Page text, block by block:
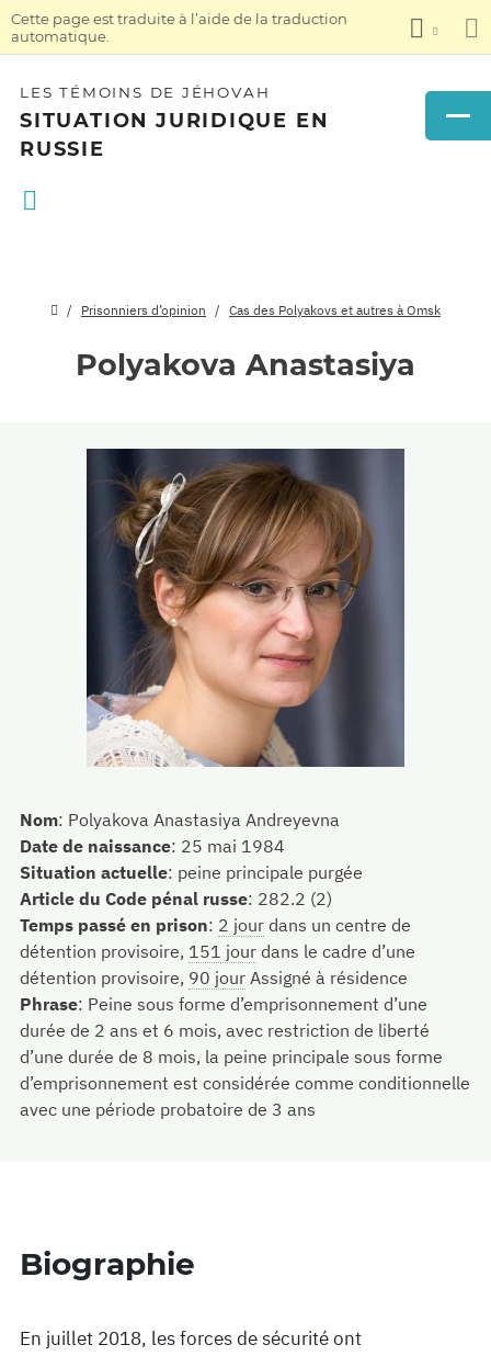
Cette page est traduite à l’aide de la traduction
automatique.
LES TÉMOINS DE JÉHOVAH
SITUATION JURIDIQUE EN
RUSSIE
Prisonniers d’opinion Cas des Polyakovs et autres à Omsk
Polyakova Anastasiya
Nom: Polyakova Anastasiya Andreyevna
Date de naissance: 25 mai 1984
Situation actuelle: peine principale purgée
Article du Code pénal russe: 282.2 (2)
Temps passé en prison: 2 jour dans un centre de
détention provisoire, 151 jour dans le cadre d’une
détention provisoire, 90 jour Assigné à résidence
Phrase: Peine sous forme d’emprisonnement d’une
durée de 2 ans et 6 mois, avec restriction de liberté
d’une durée de 8 mois, la peine principale sous forme
d’emprisonnement est considérée comme conditionnelle
avec une période probatoire de 3 ans
Biographie
En juillet 2018, les forces de sécurité ont